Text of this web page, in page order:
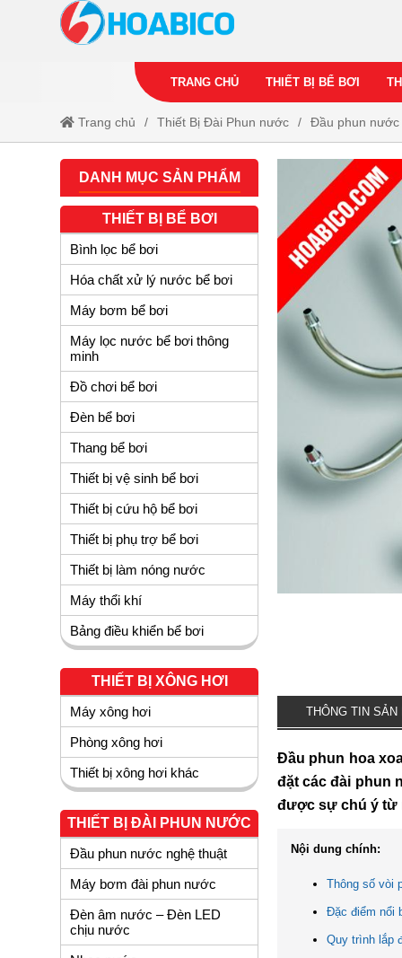
TRANG CHỦ THIẾT BỊ BỂ BƠI
Trang chủ Thiết Bị Đài Phun nước Đầu phun nước
THÔNG TIN SẢN
Đầu phun hoa
đặt các đài phun
được sự chú ý từ
Nội dung chính:
Thông số vòi
Đặc điểm nổi
Quy trình lắp
DANH MỤC SẢN PHẨM
THIẾT BỊ BỂ BƠI
Bình lọc bể bơi
Hóa chất xử lý nước bể bơi
Máy bơm bể bơi
Máy lọc nước bể bơi thông
minh
Đồ chơi bể bơi
Đèn bể bơi
Thang bể bơi
Thiết bị vệ sinh bể bơi
Thiết bị cứu hộ bể bơi
Thiết bị phụ trợ bể bơi
Thiết bị làm nóng nước
Máy thổi khí
Bảng điều khiển bể bơi
THIẾT BỊ XÔNG HƠI
Máy xông hơi
Phòng xông hơi
Thiết bị xông hơi khác
THIẾT BỊ ĐÀI PHUN NƯỚC
Đầu phun nước nghệ thuật
Máy bơm đài phun nước
Đèn âm nước – Đèn LED
chịu nước